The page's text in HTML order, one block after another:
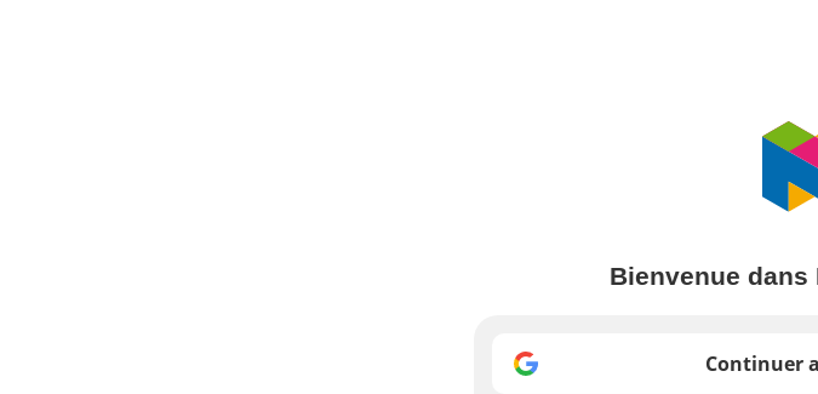
Bienvenue dans
Continuer